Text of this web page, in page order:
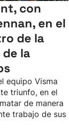
con
en el
de la
la
equipo Visma
triunfo, en el
de manera
trabajo de sus